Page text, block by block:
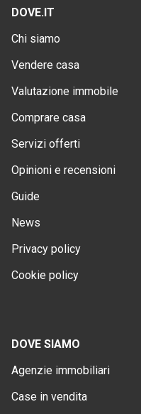
DOVE.IT
Chi siamo
Vendere casa
Valutazione immobile
Comprare casa
Servizi offerti
Opinioni e recensioni
Guide
News
Privacy policy
Cookie policy
DOVE SIAMO
Agenzie immobiliari
Case in vendita